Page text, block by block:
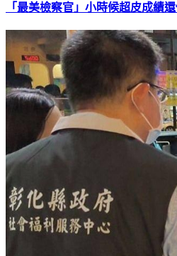
「最美檢察官」小時候超皮成績